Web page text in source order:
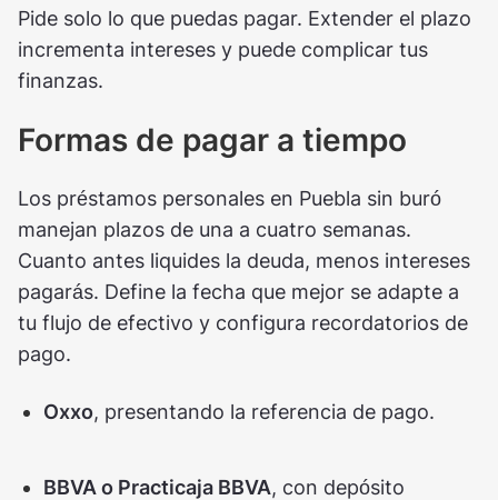
Pide solo lo que puedas pagar. Extender el plazo
incrementa intereses y puede complicar tus
finanzas.
Formas de pagar a tiempo
Los préstamos personales en Puebla sin buró
manejan plazos de una a cuatro semanas.
Cuanto antes liquides la deuda, menos intereses
pagarás. Define la fecha que mejor se adapte a
tu flujo de efectivo y configura recordatorios de
pago.
Oxxo, presentando la referencia de pago.
BBVA o Practicaja BBVA, con depósito